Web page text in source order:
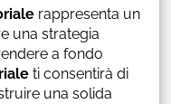
rappresenta un
una strategia
a fondo
ti consentirà di
una solida